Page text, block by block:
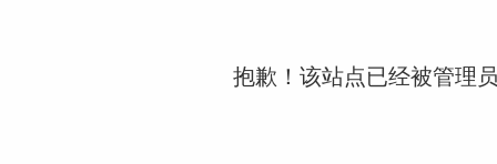
抱歉！该站点已经被管理